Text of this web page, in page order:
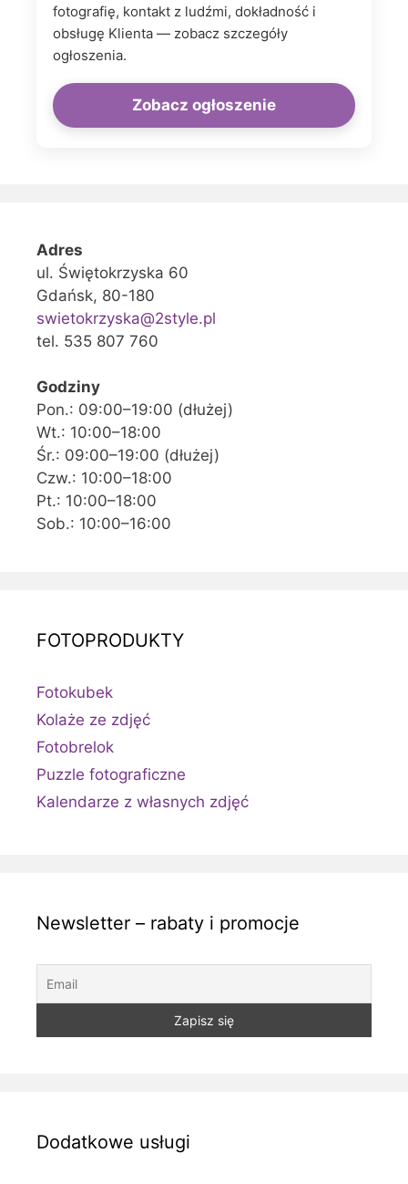
fotografię, kontakt z ludźmi, dokładność i
obsługę Klienta — zobacz szczegóły
ogłoszenia.
Zobacz ogłoszenie
Adres
ul. Świętokrzyska 60
Gdańsk, 80-180
swietokrzyska@2style.pl
tel. 535 807 760
Godziny
Pon.: 09:00–19:00 (dłużej)
Wt.: 10:00–18:00
Śr.: 09:00–19:00 (dłużej)
Czw.: 10:00–18:00
Pt.: 10:00–18:00
Sob.: 10:00–16:00
FOTOPRODUKTY
Fotokubek
Kolaże ze zdjęć
Fotobrelok
Puzzle fotograficzne
Kalendarze z własnych zdjęć
Newsletter – rabaty i promocje
Dodatkowe usługi